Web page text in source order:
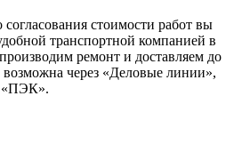
стоимости работ вы
транспортной компанией в
ремонт и доставляем до
через «Деловые линии»,
«ПЭК».